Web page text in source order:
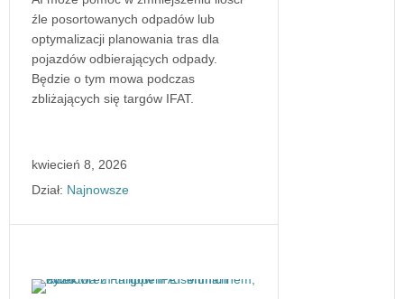
źle posortowanych odpadów lub
optymalizacji planowania tras dla
pojazdów odbierających odpady.
Będzie o tym mowa podczas
zbliżających się targów IFAT.
kwiecień 8, 2026
Dział: Najnowsze